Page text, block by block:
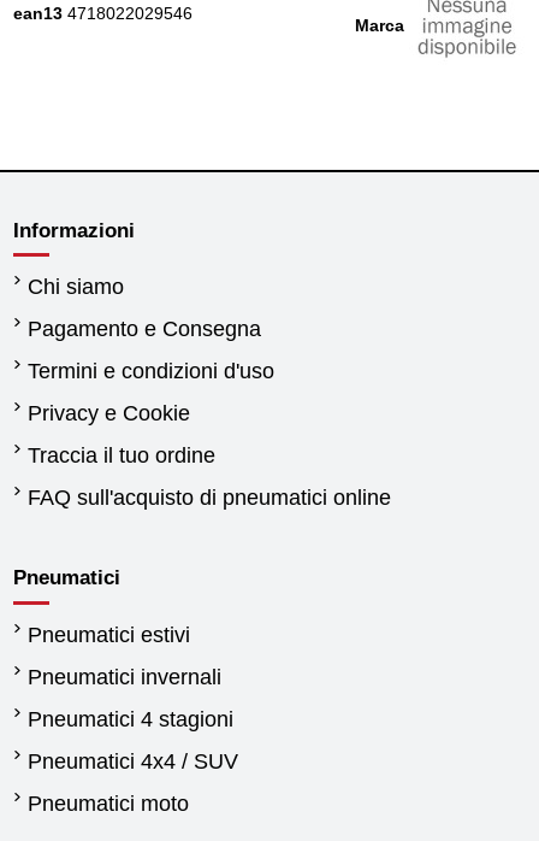
Marca
ean13 4718022029546
Informazioni
Chi siamo
Pagamento e Consegna
Termini e condizioni d'uso
Privacy e Cookie
Traccia il tuo ordine
FAQ sull'acquisto di pneumatici online
Pneumatici
Pneumatici estivi
Pneumatici invernali
Pneumatici 4 stagioni
Pneumatici 4x4 / SUV
Pneumatici moto